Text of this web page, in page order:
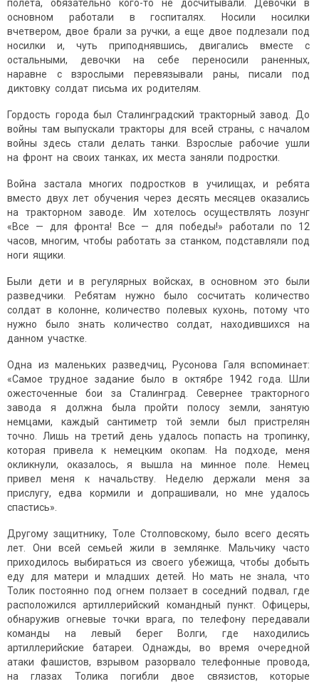
полета, обязательно кого-то не досчитывали. Девочки в
основном работали в госпиталях. Носили носилки
вчетвером, двое брали за ручки, а еще двое подлезали под
носилки и, чуть приподнявшись, двигались вместе с
остальными, девочки на себе переносили раненных,
наравне с взрослыми перевязывали раны, писали под
диктовку солдат письма их родителям.
Гордость города был Сталинградский тракторный завод. До
войны там выпускали тракторы для всей страны, с началом
войны здесь стали делать танки. Взрослые рабочие ушли
на фронт на своих танках, их места заняли подростки.
Война застала многих подростков в училищах, и ребята
вместо двух лет обучения через десять месяцев оказались
на тракторном заводе. Им хотелось осуществлять лозунг
«Все — для фронта! Все — для победы!» работали по 12
часов, многим, чтобы работать за станком, подставляли под
ноги ящики.
Были дети и в регулярных войсках, в основном это были
разведчики. Ребятам нужно было сосчитать количество
солдат в колонне, количество полевых кухонь, потому что
нужно было знать количество солдат, находившихся на
данном участке.
Одна из маленьких разведчиц, Русонова Галя вспоминает:
«Самое трудное задание было в октябре 1942 года. Шли
ожесточенные бои за Сталинград. Севернее тракторного
завода я должна была пройти полосу земли, занятую
немцами, каждый сантиметр той земли был пристрелян
точно. Лишь на третий день удалось попасть на тропинку,
которая привела к немецким окопам. На подходе, меня
окликнули, оказалось, я вышла на минное поле. Немец
привел меня к начальству. Неделю держали меня за
прислугу, едва кормили и допрашивали, но мне удалось
спастись».
Другому защитнику, Толе Столповскому, было всего десять
лет. Они всей семьей жили в землянке. Мальчику часто
приходилось выбираться из своего убежища, чтобы добыть
еду для матери и младших детей. Но мать не знала, что
Толик постоянно под огнем ползает в соседний подвал, где
расположился артиллерийский командный пункт. Офицеры,
обнаружив огневые точки врага, по телефону передавали
команды на левый берег Волги, где находились
артиллерийские батареи. Однажды, во время очередной
атаки фашистов, взрывом разорвало телефонные провода,
на глазах Толика погибли двое связистов, которые